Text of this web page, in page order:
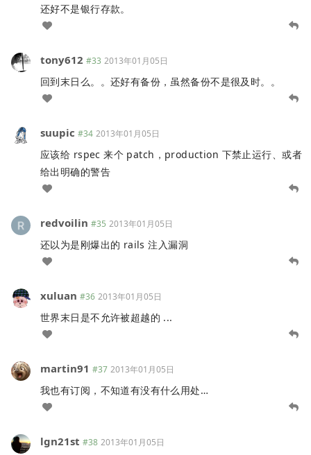
还好不是银行存款。
tony612 #33 2013年01月05日
回到末日么。。还好有备份，虽然备份不是很及时。。
suupic #34 2013年01月05日
应该给 rspec 来个 patch，production 下禁止运行、或者
给出明确的警告
redvoilin #35 2013年01月05日
还以为是刚爆出的 rails 注入漏洞
xuluan #36 2013年01月05日
世界末日是不允许被超越的 ...
martin91 #37 2013年01月05日
我也有订阅，不知道有没有什么用处…
lgn21st #38 2013年01月05日